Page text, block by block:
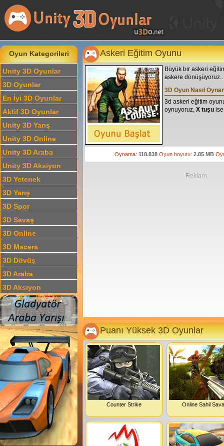
Oyun Kategorileri
Unity 3D Oyunlar
3D Oyunlar
En İyi 3D Oyunlar
Aktif 3D Oyunlar
Unity 3D Yarış
Unity 3D Online
Unity 3D Araba
Unity 3D Aksiyon
3D Yetenek
3D Yarış
3D Spor
3D Savaş
3D Online
3D Macera
3D Dövüş
3D Araba
3D Aksiyon
Askeri Eğitim Oyunu
Büyük bir askeri
askere dönüşüyoruz..
3D Oyun Nasıl
3d askeri eğitim
oynuyoruz, X tuşu
Oynama: 118.838 Oyun boyutu: 2.85 MB
Puanı Yüksek 3D Oyunlar
Counter Strike Online Sahil